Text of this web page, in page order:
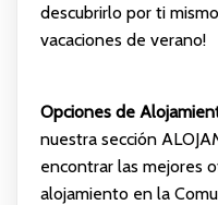
descubrirlo por ti
vacaciones de verano!
Opciones de
nuestra sección
encontrar las mejores
alojamiento en la